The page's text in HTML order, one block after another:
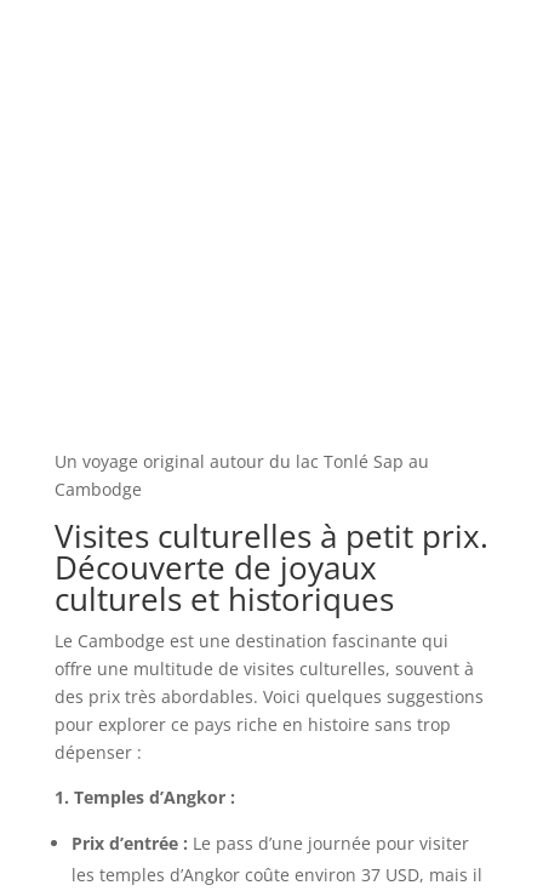
Un voyage original autour du lac Tonlé Sap au
Cambodge
Visites culturelles à petit prix.
Découverte de joyaux
culturels et historiques
Le Cambodge est une destination fascinante qui
offre une multitude de visites culturelles, souvent à
des prix très abordables. Voici quelques suggestions
pour explorer ce pays riche en histoire sans trop
dépenser :
1. Temples d’Angkor :
Prix d’entrée : Le pass d’une journée pour visiter
les temples d’Angkor coûte environ 37 USD, mais il